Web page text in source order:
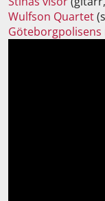
Wulfson Quartet
Göteborgpolisens